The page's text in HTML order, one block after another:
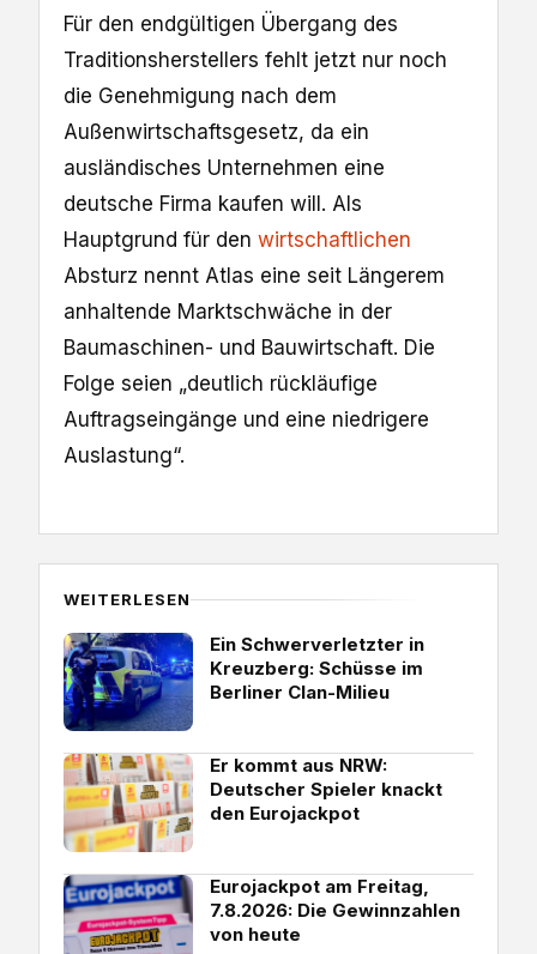
Für den endgültigen Übergang des
Traditionsherstellers fehlt jetzt nur noch
die Genehmigung nach dem
Außenwirtschaftsgesetz, da ein
ausländisches Unternehmen eine
deutsche Firma kaufen will. Als
Hauptgrund für den wirtschaftlichen
Absturz nennt Atlas eine seit Längerem
anhaltende Marktschwäche in der
Baumaschinen- und Bauwirtschaft. Die
Folge seien „deutlich rückläufige
Auftragseingänge und eine niedrigere
Auslastung“.
WEITERLESEN
Ein Schwerverletzter in
Kreuzberg: Schüsse im
Berliner Clan-Milieu
Er kommt aus NRW:
Deutscher Spieler knackt
den Eurojackpot
Eurojackpot am Freitag,
7.8.2026: Die Gewinnzahlen
von heute